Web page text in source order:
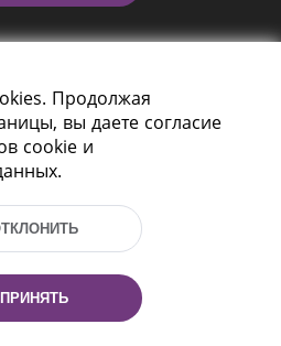
Беларусь, 220114
37, Факс: (+375 17)
Продолжая
вы даете согласие
cookie и
ПРИНЯТЬ